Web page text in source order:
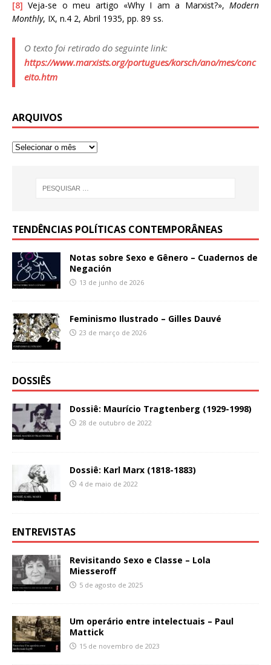
[8] Veja-se o meu artigo «Why I am a Marxist?», Modern
Monthly, IX, n.4 2, Abril 1935, pp. 89 ss.
O texto foi retirado do seguinte link:
https://www.marxists.org/portugues/korsch/ano/mes/conc
eito.htm
ARQUIVOS
TENDÊNCIAS POLÍTICAS CONTEMPORÂNEAS
Notas sobre Sexo e Gênero – Cuadernos de
Negación
13 de junho de 2026
Feminismo Ilustrado – Gilles Dauvé
23 de março de 2026
DOSSIÊS
Dossiê: Maurício Tragtenberg (1929-1998)
28 de outubro de 2022
Dossiê: Karl Marx (1818-1883)
4 de maio de 2022
ENTREVISTAS
Revisitando Sexo e Classe – Lola
Miesseroff
5 de agosto de 2025
Um operário entre intelectuais – Paul
Mattick
15 de novembro de 2023